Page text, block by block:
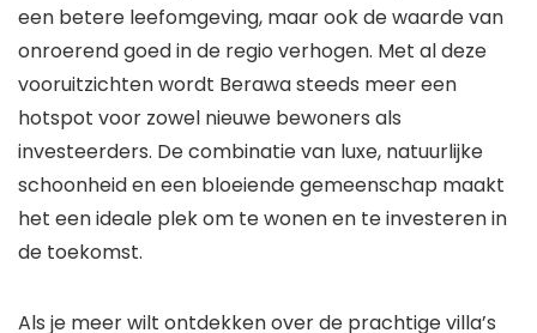
een betere leefomgeving, maar ook de waarde van
onroerend goed in de regio verhogen. Met al deze
vooruitzichten wordt Berawa steeds meer een
hotspot voor zowel nieuwe bewoners als
investeerders. De combinatie van luxe, natuurlijke
schoonheid en een bloeiende gemeenschap maakt
het een ideale plek om te wonen en te investeren in
de toekomst.
Als je meer wilt ontdekken over de prachtige villa’s